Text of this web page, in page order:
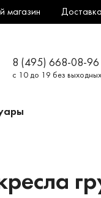
магазин Доставка
8 (495) 668-08-96
с 10 до 19 без выходных